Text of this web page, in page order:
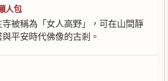
人包
被稱為「女人高野」，可在山間靜
平安時代佛像的古剎。